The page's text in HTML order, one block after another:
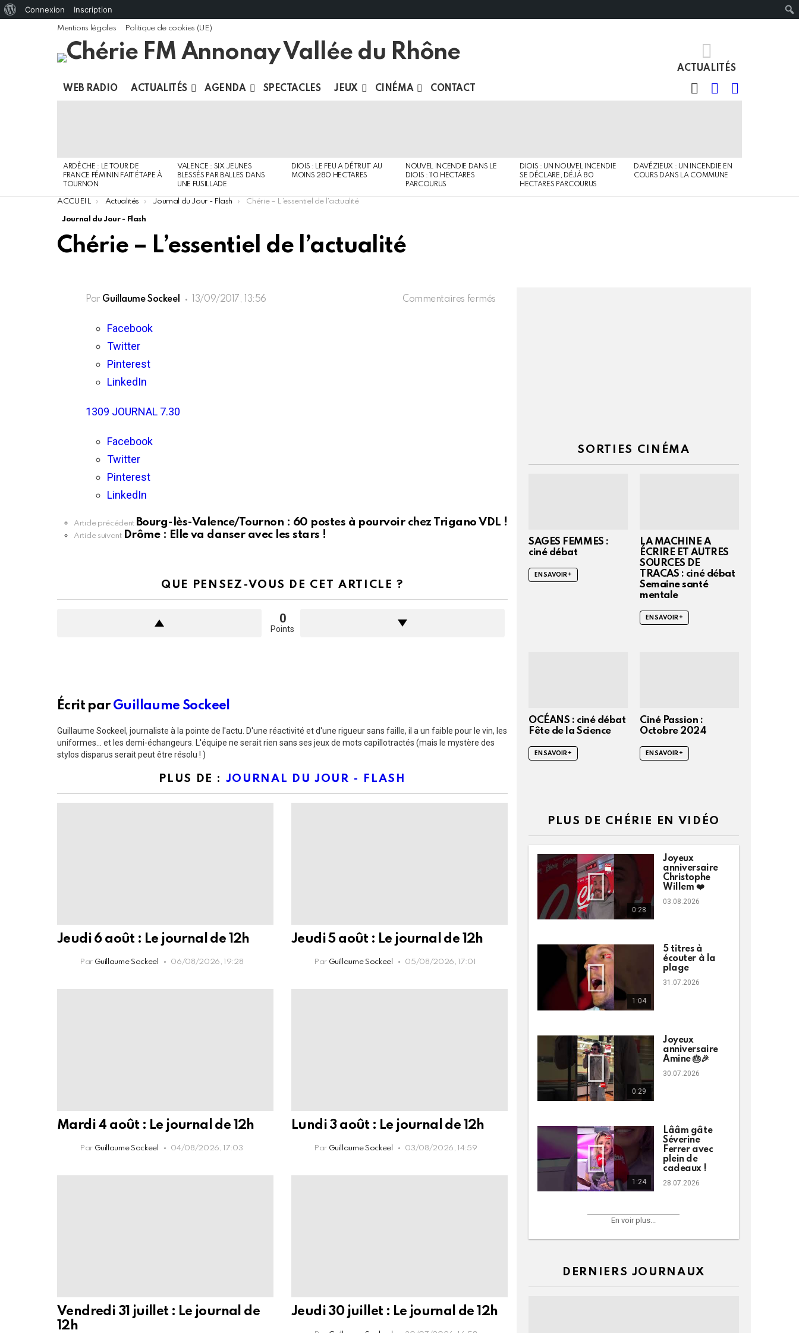
Mentions légales Politique de cookies (UE)
ACTUALITÉS
WEB RADIO ACTUALITÉS AGENDA SPECTACLES JEUX CINÉMA CONTACT
SWITCHRECHERCHE
ARDÈCHE : LE TOUR DE
FRANCE FÉMININ FAIT ÉTAPE À
TOURNON
VALENCE : SIX JEUNES
BLESSÉS PAR BALLES DANS
UNE FUSILLADE
DIOIS : LE FEU A DÉTRUIT AU
MOINS 280 HECTARES
NOUVEL INCENDIE DANS LE
DIOIS : 110 HECTARES
PARCOURUS
DIOIS : UN NOUVEL INCENDIE
SE DÉCLARE, DÉJÀ 80
HECTARES PARCOURUS
DAVÉZIEUX : UN INCENDIE EN
COURS DANS LA COMMUNE
You are here:
ACCUEIL Actualités Journal du Jour - Flash Chérie – L’essentiel de l’actualité
Journal du Jour - Flash
Chérie – L’essentiel de l’actualité
Par Guillaume Sockeel 13/09/2017, 13:56 Commentaires fermés
Facebook
Twitter
Pinterest
LinkedIn
1309 JOURNAL 7.30
Facebook
Twitter
Pinterest
LinkedIn
En
voir
Article précédent Bourg-lès-Valence/Tournon : 60 postes à pourvoir chez Trigano VDL !
Article suivant Drôme : Elle va danser avec les stars !
QUE PENSEZ-VOUS DE CET ARTICLE ?
0
Points
Écrit parGuillaume Sockeel
Guillaume Sockeel, journaliste à la pointe de l'actu. D'une réactivité et d'une rigueur sans faille, il a un faible pour le vin, les
uniformes... et les demi-échangeurs. L'équipe ne serait rien sans ses jeux de mots capillotractés (mais le mystère des
stylos disparus serait peut être résolu ! )
PLUS DE : JOURNAL DU JOUR - FLASH
Jeudi 6 août : Le journal de 12h
Par Guillaume Sockeel 06/08/2026, 19:28
Jeudi 5 août : Le journal de 12h
Par Guillaume Sockeel 05/08/2026, 17:01
Mardi 4 août : Le journal de 12h
Par Guillaume Sockeel 04/08/2026, 17:03
Lundi 3 août : Le journal de 12h
Par Guillaume Sockeel 03/08/2026, 14:59
Vendredi 31 juillet : Le journal de
12h
Jeudi 30 juillet : Le journal de 12h
SORTIES CINÉMA
SAGES FEMMES :
ciné débat
EN SAVOIR +
LA MACHINE A
ÉCRIRE ET AUTRES
SOURCES DE
TRACAS : ciné débat
Semaine santé
mentale
EN SAVOIR +
OCÉANS : ciné débat
Fête de la Science
EN SAVOIR +
Ciné Passion :
Octobre 2024
EN SAVOIR +
PLUS DE CHÉRIE EN VIDÉO
0:28
Joyeux
anniversaire
Christophe
Willem ❤️
03.08.2026
1:04
5 titres à
écouter à la
plage
31.07.2026
0:29
Joyeux
anniversaire
Amine 🎂🎉
30.07.2026
1:24
Lââm gâte
Séverine
Ferrer avec
plein de
cadeaux !
28.07.2026
En voir plus...
DERNIERS JOURNAUX
Connexion Inscription